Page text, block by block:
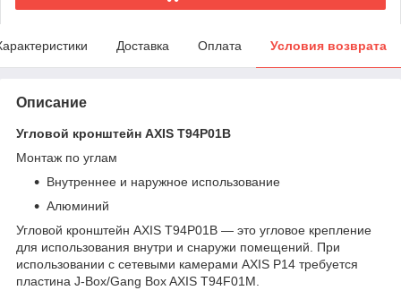
Доставка Оплата Условия возврата
Описание
Угловой кронштейн AXIS T94P01B
Монтаж по углам
Внутреннее и наружное использование
Алюминий
Угловой кронштейн AXIS T94P01B — это угловое крепление
для использования внутри и снаружи помещений. При
использовании с сетевыми камерами AXIS P14 требуется
пластина J-Box/Gang Box AXIS T94F01M.